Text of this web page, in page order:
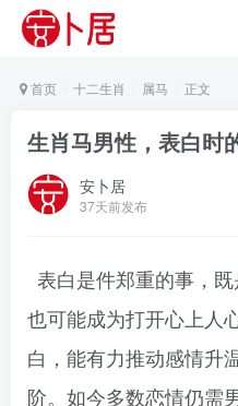
首页 十二生肖 属马 正文
生肖马男性，表白时
安卜居
37天前发布
表白是件郑重的事，
也可能成为打开心上人
白，能有力推动感情升
阶。如今多数恋情仍需